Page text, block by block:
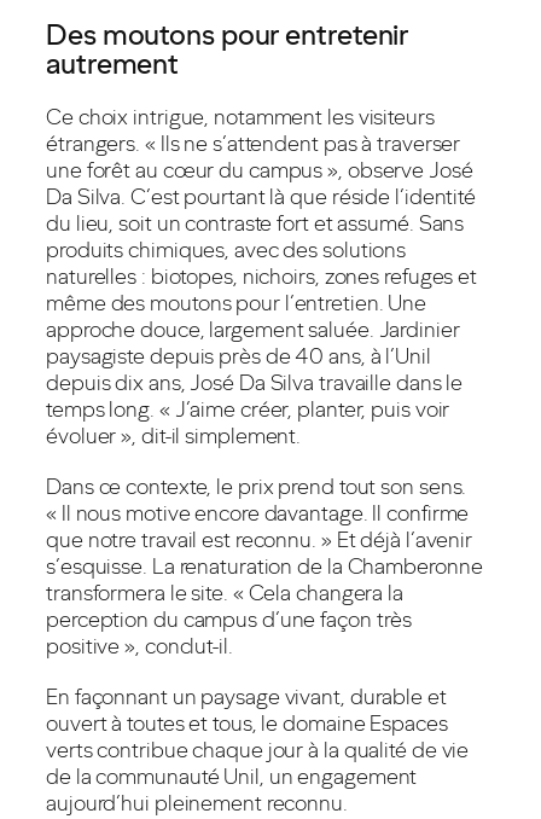
Des moutons pour entretenir
autrement
Ce choix intrigue, notamment les visiteurs
étrangers. « Ils ne s’attendent pas à traverser
une forêt au cœur du campus », observe José
Da Silva. C’est pourtant là que réside l’identité
du lieu, soit un contraste fort et assumé. Sans
produits chimiques, avec des solutions
naturelles : biotopes, nichoirs, zones refuges et
même des moutons pour l’entretien. Une
approche douce, largement saluée. Jardinier
paysagiste depuis près de 40 ans, à l’Unil
depuis dix ans, José Da Silva travaille dans le
temps long. « J’aime créer, planter, puis voir
évoluer », dit-il simplement.
Dans ce contexte, le prix prend tout son sens.
« Il nous motive encore davantage. Il confirme
que notre travail est reconnu. » Et déjà l’avenir
s’esquisse. La renaturation de la Chamberonne
transformera le site. « Cela changera la
perception du campus d’une façon très
positive », conclut-il.
En façonnant un paysage vivant, durable et
ouvert à toutes et tous, le domaine Espaces
verts contribue chaque jour à la qualité de vie
de la communauté Unil, un engagement
aujourd’hui pleinement reconnu.